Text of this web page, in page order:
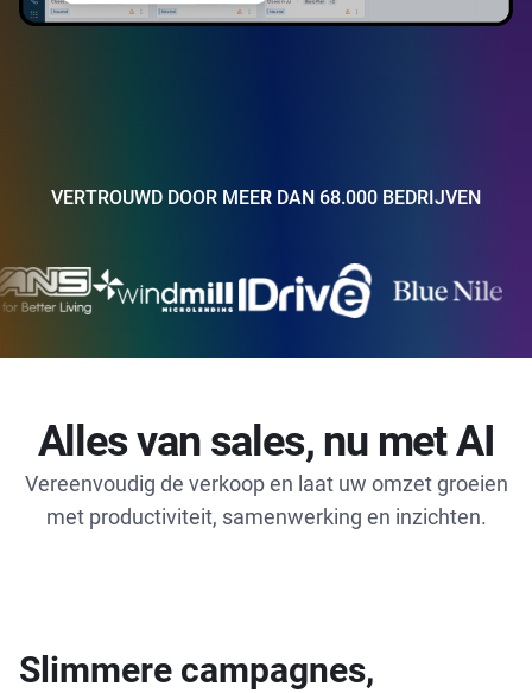
VERTROUWD DOOR MEER DAN 68.000 BEDRIJVEN
Alles van sales, nu met AI
Vereenvoudig de verkoop en laat uw omzet groeien
met productiviteit, samenwerking en inzichten.
Slimmere campagnes,